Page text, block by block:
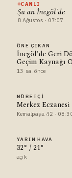
CANLI
Şu an İnegöl'de
8 Ağustos · 07:07
ÖNE ÇIKAN
İnegöl'de Geri
Geçim Kaynağı
13 sa. önce
NÖBETÇI
Merkez Eczanesi
Kemalpaşa 42 ·
YARIN HAVA
32° / 21°
açık